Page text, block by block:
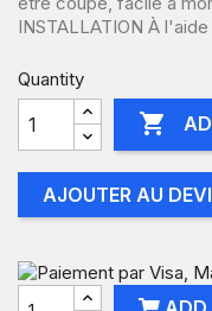
INSTALLATION À
Quantity

AJOUTER AU